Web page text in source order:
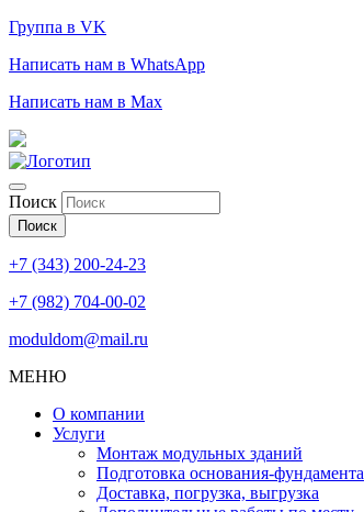
Группа в VK
Написать нам в WhatsApp
Написать нам в Max
Поиск
Поиск
+7 (343) 200-24-23
+7 (982) 704-00-02
moduldom@mail.ru
МЕНЮ
О компании
Услуги
Монтаж модульных зданий
Подготовка основания-фундамента
Доставка, погрузка, выгрузка